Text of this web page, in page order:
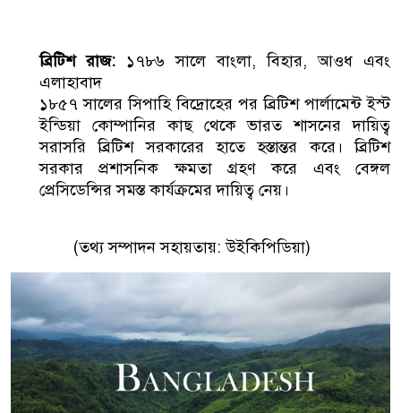
ব্রিটিশ রাজ: ১৭৮৬ সালে বাংলা, বিহার, আওধ এবং
এলাহাবাদ
১৮৫৭ সালের সিপাহি বিদ্রোহের পর ব্রিটিশ পার্লামেন্ট ইস্ট
ইন্ডিয়া কোম্পানির কাছ থেকে ভারত শাসনের দায়িত্ব
সরাসরি ব্রিটিশ সরকারের হাতে হস্তান্তর করে। ব্রিটিশ
সরকার প্রশাসনিক ক্ষমতা গ্রহণ করে এবং বেঙ্গল
প্রেসিডেন্সির সমস্ত কার্যক্রমের দায়িত্ব নেয়।
(তথ্য সম্পাদন সহায়তায়: উইকিপিডিয়া)